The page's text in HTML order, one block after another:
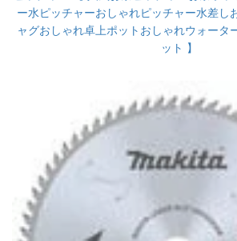
ー水ピッチャーおしゃれピッチャー水差し
ャグおしゃれ卓上ポットおしゃれウォータ
ット 】